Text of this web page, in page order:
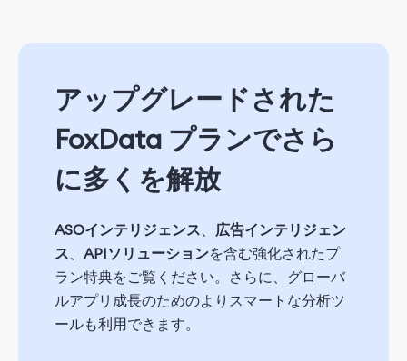
アップグレードされた
FoxData プランでさら
に多くを解放
ASOインテリジェンス
広告インテリジェン
ス
APIソリューションを含む強化されたプ
ラン特典をご覧ください。さらに、グローバ
ルアプリ成長のためのよりスマートな分析ツ
ールも利用できます。